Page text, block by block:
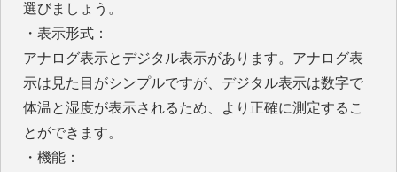
選びましょう。
・表示形式：
アナログ表示とデジタル表示があります。アナログ表
示は見た目がシンプルですが、デジタル表示は数字で
体温と湿度が表示されるため、より正確に測定するこ
とができます。
・機能：